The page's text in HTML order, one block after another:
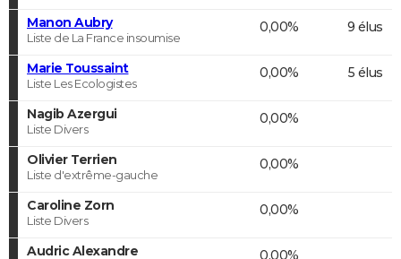
Manon Aubry
Liste de La France insoumise
0,00% 9 élus
Marie Toussaint
Liste Les Ecologistes
0,00% 5 élus
Nagib Azergui
Liste Divers
0,00%
Olivier Terrien
Liste d'extrême-gauche
0,00%
Caroline Zorn
Liste Divers
0,00%
Audric Alexandre 0,00%